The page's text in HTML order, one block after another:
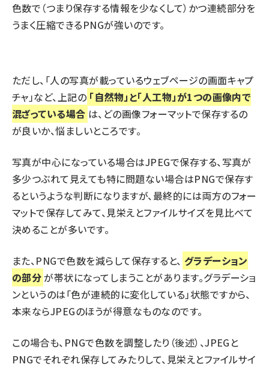
色数で（つまり保存する情報を少なくして）かつ連続部分を
うまく圧縮できるPNGが強いのです。
ただし、「人の写真が載っているウェブページの画面キャプ
チャ」など、上記の 「自然物」と「人工物」が1つの画像内で
混ざっている場合 は、どの画像フォーマットで保存するの
が良いか、悩ましいところです。
写真が中心になっている場合はJPEGで保存する、写真が
多少つぶれて見えても特に問題ない場合はPNGで保存す
るというような判断になりますが、最終的には両方のフォー
マットで保存してみて、見栄えとファイルサイズを見比べて
決めることが多いです。
また、PNGで色数を減らして保存すると、 グラデーション
の部分が帯状になってしまうことがあります。グラデーショ
ンというのは「色が連続的に変化している」状態ですから、
本来ならJPEGのほうが得意なものなのです。
この場合も、PNGで色数を調整したり（後述）、JPEGと
PNGでそれぞれ保存してみたりして、見栄えとファイルサイ